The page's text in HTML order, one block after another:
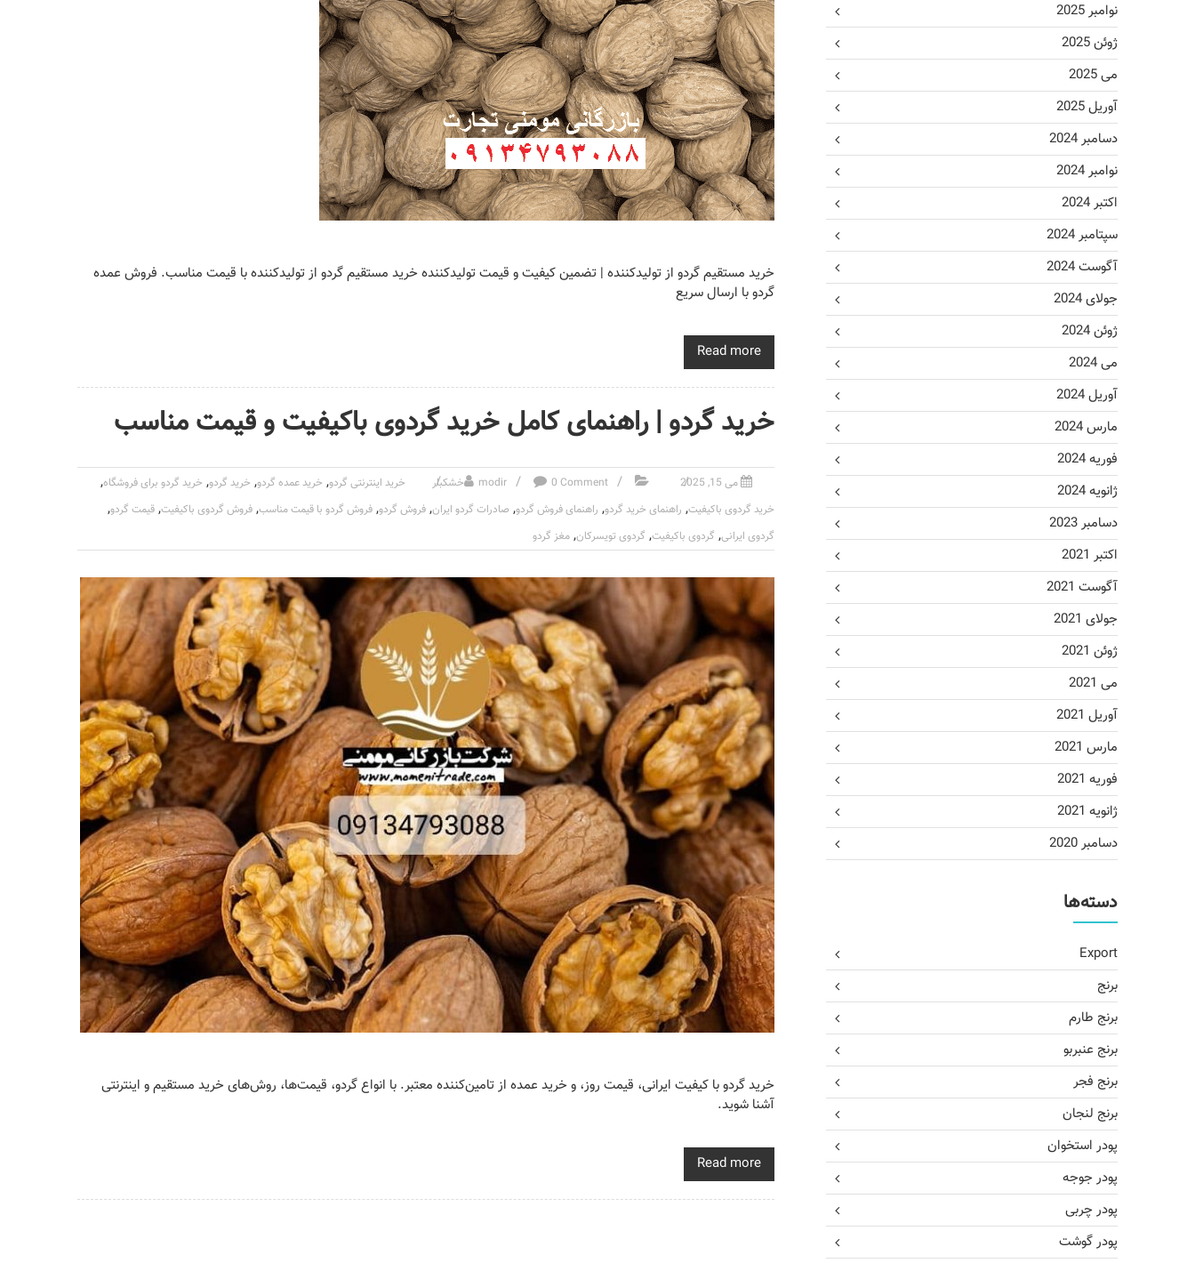
خرید مستقیم گردو از تولیدکننده | تضمین کیفیت و قیمت تولیدکننده خرید مستقیم گردو از تولیدکننده با قیمت مناسب. فروش عمده
گردو با ارسال سریع
Read more
خرید گردو | راهنمای کامل خرید گردوی باکیفیت و قیمت مناسب
می 15, 2025 modir 0 Comment خشکبار خرید اینترنتی گردو, خرید عمده گردو, خرید گردو, خرید گردو برای فروشگاه,
خرید گردوی باکیفیت, راهنمای خرید گردو, راهنمای فروش گردو, صادرات گردو ایران,فروش گردو,فروش گردو با قیمت مناسب,فروش گردوی باکیفیت,قیمت گردو,
گردوی ایرانی, گردوی باکیفیت, گردوی تویسرکان,مغز گردو
خرید گردو با کیفیت ایرانی، قیمت روز، و خرید عمده از تامین‌کننده معتبر. با انواع گردو، قیمت‌ها، روش‌های خرید مستقیم و اینترنتی
آشنا شوید.
Read more
نوامبر 2025
ژوئن 2025
می 2025
آوریل 2025
دسامبر 2024
نوامبر 2024
اکتبر 2024
سپتامبر 2024
آگوست 2024
جولای 2024
ژوئن 2024
می 2024
آوریل 2024
مارس 2024
فوریه 2024
ژانویه 2024
دسامبر 2023
اکتبر 2021
آگوست 2021
جولای 2021
ژوئن 2021
می 2021
آوریل 2021
مارس 2021
فوریه 2021
ژانویه 2021
دسامبر 2020
دسته‌ها
Export
برنج
برنج طارم
برنج عنبربو
برنج فجر
برنج لنجان
پودر استخوان
پودر جوجه
پودر چربی
پودر گوشت